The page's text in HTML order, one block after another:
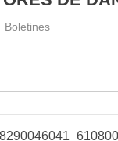
Boletines